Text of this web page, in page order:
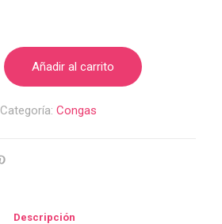
Añadir al carrito
Categoría: Congas
Descripción